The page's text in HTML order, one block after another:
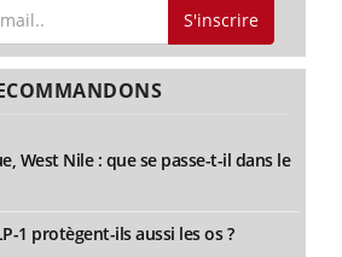
S'inscrire
West Nile : que se passe-t-il dans le
1 protègent-ils aussi les os ?